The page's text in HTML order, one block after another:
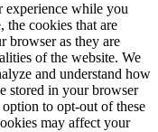
experience while you
the cookies that are
browser as they are
of the website. We
and understand how
stored in your browser
to opt-out of these
may affect your